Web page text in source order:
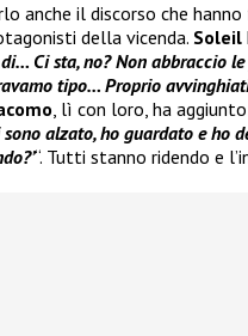
anche il discorso che
della vicenda. Soleil
Ci sta, no? Non abbraccio le
tipo… Proprio
, lì con loro, ha
alzato, ho guardato e ho
“. Tutti stanno ridendo e